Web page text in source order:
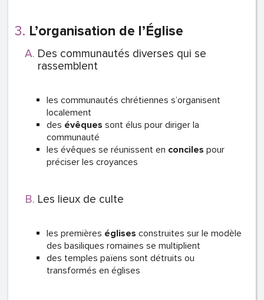
L’organisation de l’Église
Des communautés diverses qui se
rassemblent
les communautés chrétiennes s’organisent
localement
des évêques sont élus pour diriger la
communauté
les évêques se réunissent en conciles pour
préciser les croyances
Les lieux de culte
les premières églises construites sur le modèle
des basiliques romaines se multiplient
des temples païens sont détruits ou
transformés en églises